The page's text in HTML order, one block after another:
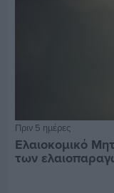
Πριν 5 ημέρες
Ελαιοκομικό
των